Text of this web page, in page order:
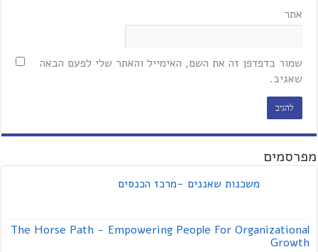
אתר
שמור בדפדפן זה את השם, האימייל והאתר שלי לפעם הבאה
שאגיב.
מפרסמים
משכנות שאננים -מרכז הכנסים
The Horse Path - Empowering People For Organizational
Growth